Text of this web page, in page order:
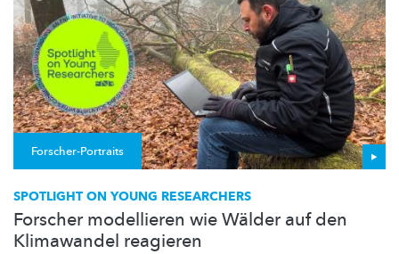
Forscher-Portraits
SPOTLIGHT ON YOUNG RESEARCHERS
Forscher modellieren wie Wälder auf den
Klimawandel reagieren